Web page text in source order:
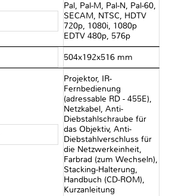
Pal, Pal-M, Pal-N, Pal-60,
SECAM, NTSC, HDTV
720p, 1080i, 1080p
EDTV 480p, 576p
504x192x516 mm
Projektor, IR-
Fernbedienung
(adressable RD - 455E),
Netzkabel, Anti-
Diebstahlschraube für
das Objektiv, Anti-
Diebstahlverschluss für
die Netzwerkeinheit,
Farbrad (zum Wechseln),
Stacking-Halterung,
Handbuch (CD-ROM),
Kurzanleitung